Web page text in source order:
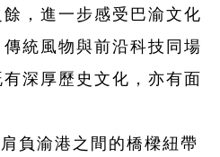
，進一步感受巴渝文化
統風物與前沿科技同場
深厚歷史文化，亦有面
負渝港之間的橋樑紐帶